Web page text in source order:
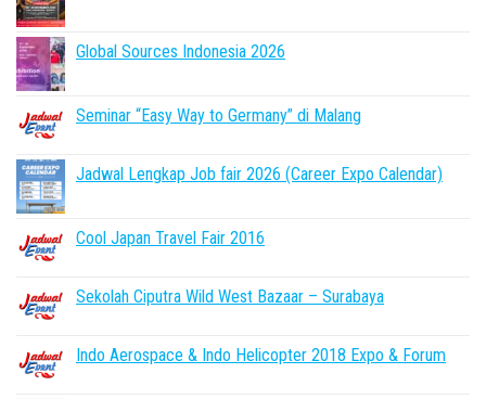
Global Sources Indonesia 2026
Seminar “Easy Way to Germany” di Malang
Jadwal Lengkap Job fair 2026 (Career Expo Calendar)
Cool Japan Travel Fair 2016
Sekolah Ciputra Wild West Bazaar – Surabaya
Indo Aerospace & Indo Helicopter 2018 Expo & Forum